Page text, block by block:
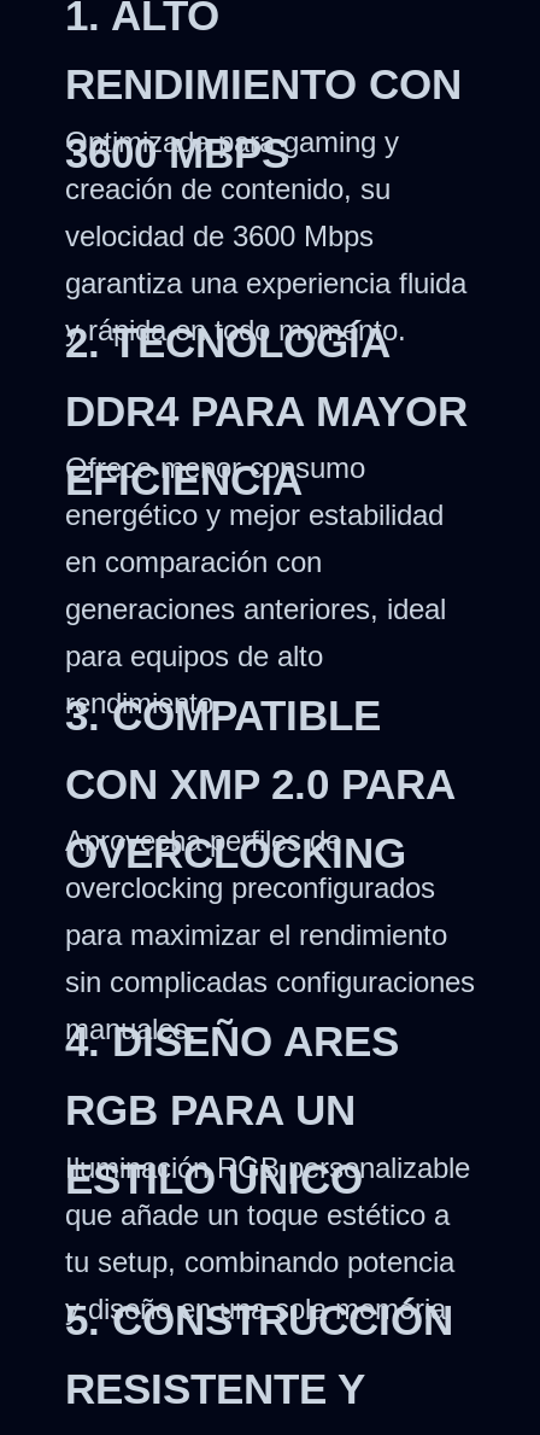
1. ALTO
RENDIMIENTO CON
3600 MBPS
Optimizada para gaming y
creación de contenido, su
velocidad de 3600 Mbps
garantiza una experiencia fluida
y rápida en todo momento.
2. TECNOLOGÍA
DDR4 PARA MAYOR
EFICIENCIA
Ofrece menor consumo
energético y mejor estabilidad
en comparación con
generaciones anteriores, ideal
para equipos de alto
rendimiento.
3. COMPATIBLE
CON XMP 2.0 PARA
OVERCLOCKING
Aprovecha perfiles de
overclocking preconfigurados
para maximizar el rendimiento
sin complicadas configuraciones
manuales.
4. DISEÑO ARES
RGB PARA UN
ESTILO ÚNICO
Iluminación RGB personalizable
que añade un toque estético a
tu setup, combinando potencia
y diseño en una sola memoria
5. CONSTRUCCIÓN
RESISTENTE Y